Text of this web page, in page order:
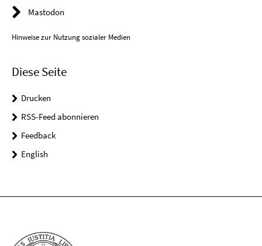
Mastodon
Hinweise zur Nutzung sozialer Medien
Diese Seite
Drucken
RSS-Feed abonnieren
Feedback
English